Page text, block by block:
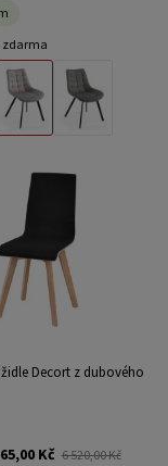
zdarma
Decort z dubového
Kč 6 520,00 Kč